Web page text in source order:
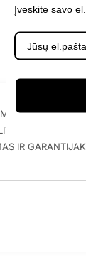
PIRKIMO-
IR GARANTIJA
Įveskite savo